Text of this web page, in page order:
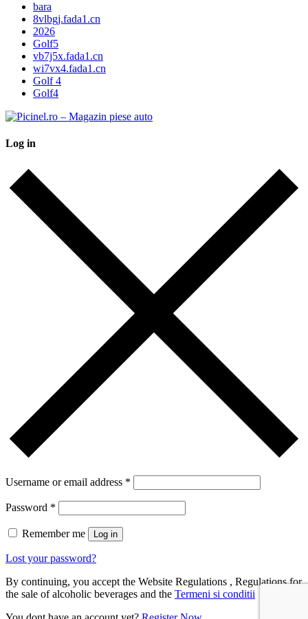
bara
8vlbgj.fada1.cn
2026
Golf5
vb7j5x.fada1.cn
wi7vx4.fada1.cn
Golf 4
Golf4
Log in
Username or email address *
Password *
Remember me Log in
Lost your password?
By continuing, you accept the Website Regulations , Regulations for
the sale of alcoholic beverages and the Termeni si conditii